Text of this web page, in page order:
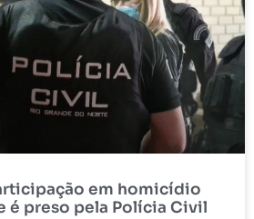
em homicídio
é preso pela Polícia Civil